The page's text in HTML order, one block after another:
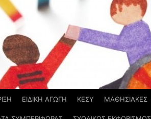
ΕΙΔΙΚΗ ΑΓΩΓΗ ΚΕΣΥ ΜΑΘΗΣΙΑΚΕΣ